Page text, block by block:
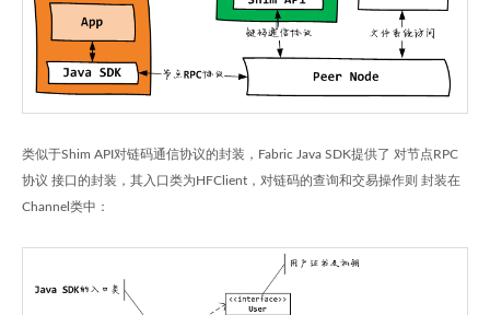
类似于Shim API对链码通信协议的封装，Fabric Java SDK提供了 对节点RPC
协议 接口的封装，其入口类为HFClient，对链码的查询和交易操作则 封装在
Channel类中：